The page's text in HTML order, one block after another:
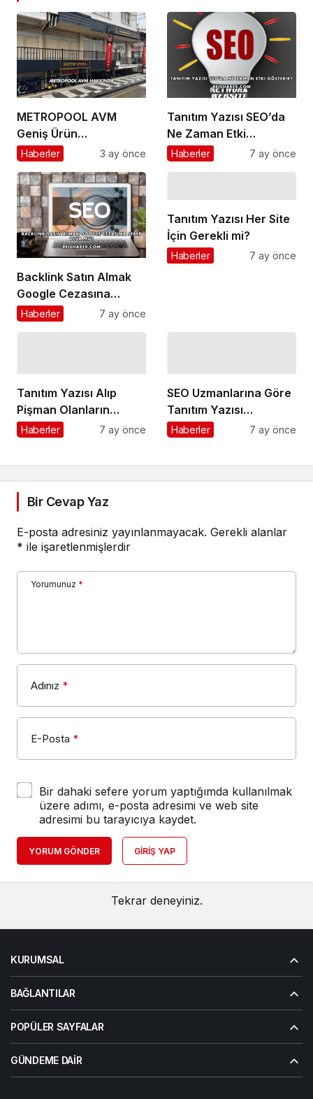
METROPOOL AVM
Geniş Ürün
Yelpazesiyle Dikkat
Ediyor!
Haberler 3 ay önce
Tanıtım Yazısı SEO’da
Ne Zaman Etki
Gösterir?
Haberler 7 ay önce
Backlink Satın Almak
Google Cezasına
Sebep Olur mu?
Haberler 7 ay önce
Tanıtım Yazısı Her Site
İçin Gerekli mi?
Haberler 7 ay önce
Tanıtım Yazısı Alıp
Pişman Olanların
Yaptığı Hatalar
Haberler 7 ay önce
SEO Uzmanlarına Göre
Tanıtım Yazısı
Stratejileri
Haberler 7 ay önce
Bir Cevap Yaz
E-posta adresiniz yayınlanmayacak. Gerekli alanlar
* ile işaretlenmişlerdir
Yorumunuz *
Adınız *
E-Posta *
Bir dahaki sefere yorum yaptığımda kullanılmak
üzere adımı, e-posta adresimi ve web site
adresimi bu tarayıcıya kaydet.
YORUM GÖNDER GIRIŞ YAP
Tekrar deneyiniz.
KURUMSAL
BAĞLANTILAR
POPÜLER SAYFALAR
GÜNDEME DAIR